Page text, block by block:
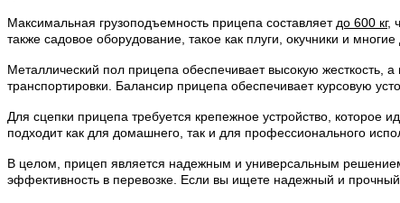
Максимальная грузоподъемность прицепа составляет до 600 кг,
также садовое оборудование, такое как плуги, окучники и многие
Металлический пол прицепа обеспечивает высокую жесткость,
транспортировки. Балансир прицепа обеспечивает курсовую
Для сцепки прицепа требуется крепежное устройство, которое
подходит как для домашнего, так и для профессионального
В целом, прицеп является надежным и универсальным
эффективность в перевозке. Если вы ищете надежный и